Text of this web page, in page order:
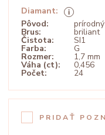
Diamant:
Pôvod:
prírodný
Brus: briliant
Čistota: SI1
Farba: G
Rozmer: 1,7 mm
Váha (ct): 0,456
Počet: 24
PRIDAŤ